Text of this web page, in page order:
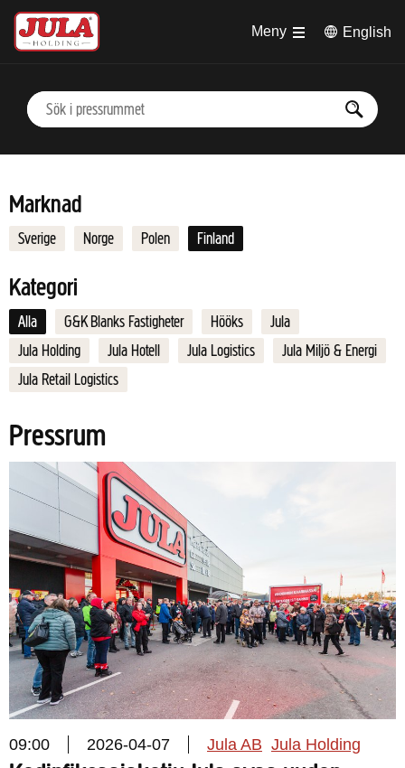
Hoppa till huvudinnehåll
Meny
English
Marknad
Sverige Norge Polen Finland
Kategori
Alla G&K Blanks Fastigheter Hööks
Jula
Jula Holding
Jula Hotell Jula Logistics
Jula Miljö & Energi
Jula Retail Logistics
Pressrum
09:00 2026-04-07 Jula AB Jula Holding